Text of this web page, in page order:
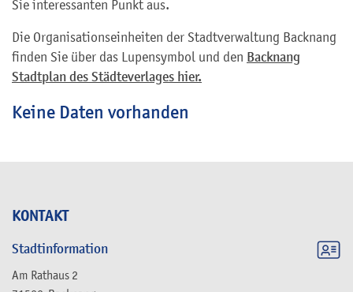
KONTAKT
Stadtinformation
Am Rathaus 2
Sie interessanten Punkt aus.
Die Organisationseinheiten der Stadtverwaltung Backnang
finden Sie über das Lupensymbol und den Backnang
Stadtplan des Städteverlages hier.
Keine Daten vorhanden